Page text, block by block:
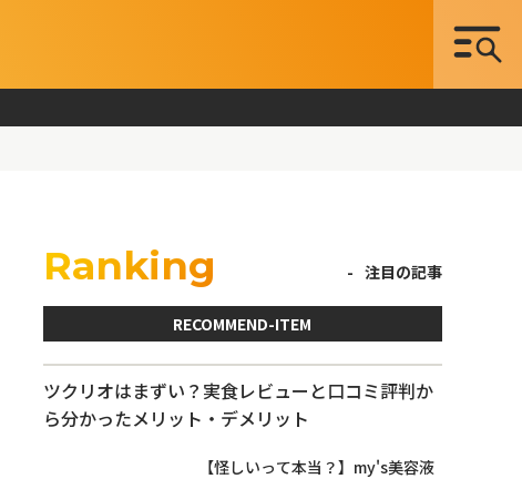
Ranking 注目の記事
RECOMMEND-ITEM
ツクリオはまずい？実食レビューと口コミ評判か
ら分かったメリット・デメリット
【怪しいって本当？】my's美容液